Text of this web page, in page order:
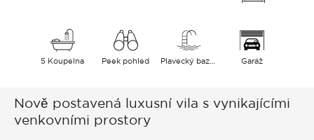
5 Koupelna Peek pohled Garáž
Nově postavená luxusní vila s vynikajícími
venkovními prostory